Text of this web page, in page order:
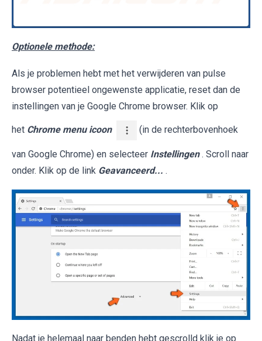
Optionele methode:
Als je problemen hebt met het verwijderen van pulse
browser potentieel ongewenste applicatie, reset dan de
instellingen van je Google Chrome browser. Klik op
het Chrome menu icoon (in de rechterbovenhoek
van Google Chrome) en selecteer Instellingen . Scroll naar
onder. Klik op de link Geavanceerd... .
Nadat je helemaal naar benden hebt gescrolld klik je op